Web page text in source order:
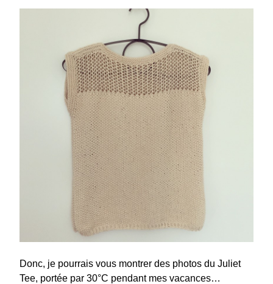
Donc, je pourrais vous montrer des photos du Juliet
Tee, portée par 30°C pendant mes vacances…